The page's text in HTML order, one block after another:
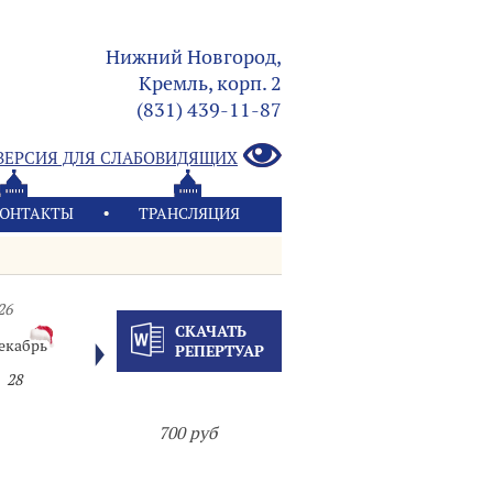
Нижний Новгород,
Кремль, корп. 2
(831) 439-11-87
ДЛЯ СЛАБОВИДЯЩИХ
ТРАНСЛЯЦИЯ
28
СКАЧАТЬ
РЕПЕРТУАР
700 руб